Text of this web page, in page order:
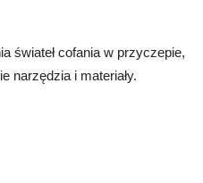
świateł cofania w przyczepie,
narzędzia i materiały.